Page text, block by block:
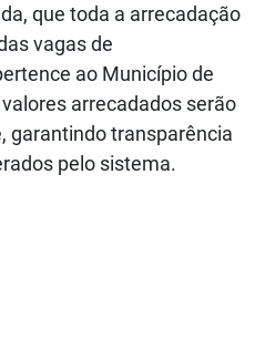
que toda a arrecadação
vagas de
ao Município de
arrecadados serão
garantindo transparência
pelo sistema.